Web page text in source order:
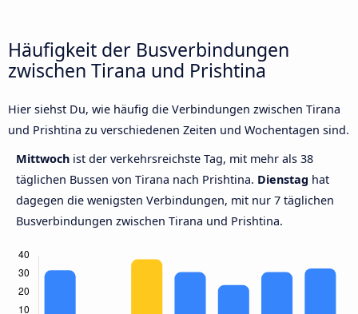
Häufigkeit der Busverbindungen
zwischen Tirana und Prishtina
Hier siehst Du, wie häufig die Verbindungen zwischen Tirana
und Prishtina zu verschiedenen Zeiten und Wochentagen sind.
Mittwoch ist der verkehrsreichste Tag, mit mehr als 38
täglichen Bussen von Tirana nach Prishtina. Dienstag hat
dagegen die wenigsten Verbindungen, mit nur 7 täglichen
Busverbindungen zwischen Tirana und Prishtina.